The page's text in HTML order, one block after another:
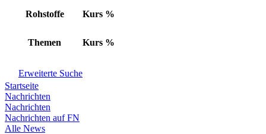
Rohstoffe Kurs %
Themen Kurs %
Erweiterte Suche
Startseite
Nachrichten
Nachrichten
Nachrichten auf FN
Alle News